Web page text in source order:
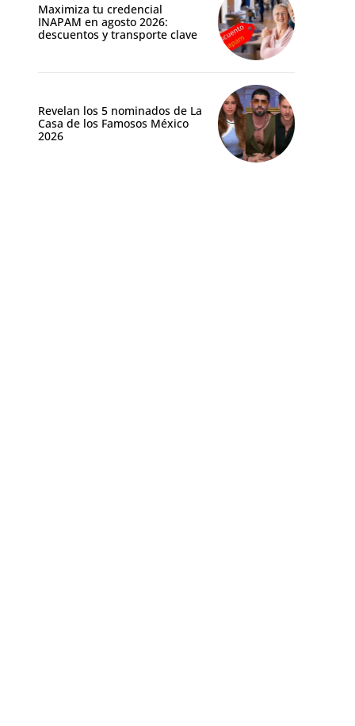
Maximiza tu credencial
INAPAM en agosto 2026:
descuentos y transporte clave
Revelan los 5 nominados de La
Casa de los Famosos México
2026